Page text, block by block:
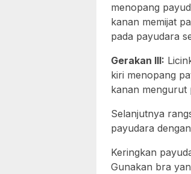
menopang
kanan memijat
pada payudara
Gerakan III:
kiri menopang
kanan mengurut
Selanjutnya
payudara
Keringkan
Gunakan bra